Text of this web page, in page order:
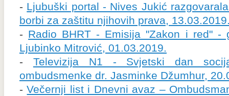
- Ljubuški portal - Nives Jukić
borbi za zaštitu njihovih prava,
- Radio BHRT - Emisija "Zakon i red" -
Ljubinko Mitrović, 01.03.2019.
- Televizija N1 - Svjetski dan
ombudsmenke dr. Jasminke Džumhur,
-Večernji list i Dnevni avaz –